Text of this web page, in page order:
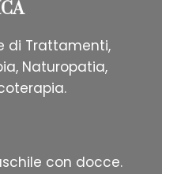
di Trattamenti,
Naturopatia,
con docce.